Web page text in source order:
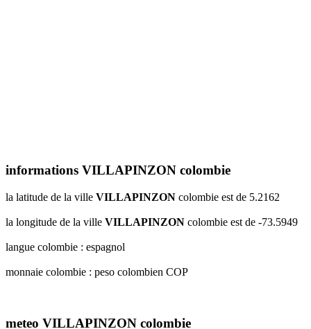
informations VILLAPINZON colombie
la latitude de la ville VILLAPINZON colombie est de 5.2162
la longitude de la ville VILLAPINZON colombie est de -73.5949
langue colombie : espagnol
monnaie colombie : peso colombien COP
meteo VILLAPINZON colombie